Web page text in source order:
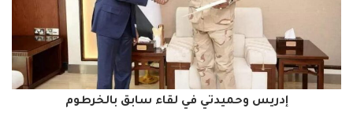
إدريس وحميدتي في لقاء سابق بالخرطوم